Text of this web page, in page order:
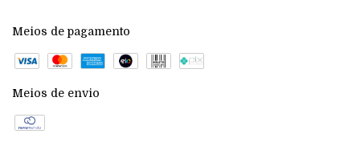
Meios de pagamento
Meios de envio